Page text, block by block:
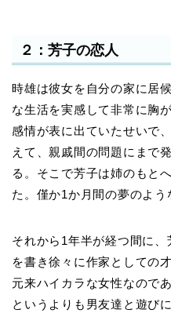
２：芳子の恋人
時雄は彼女を自分の家に居
な生活を実感して非常に胸
感情が表に出ていたせいで
えて、親戚間の問題にまで
る。そこで芳子は姉のもと
た。僅か1か月間の夢のよう
それから1年半が経つ間に
を書き徐々に作家としての
元来ハイカラな女性なので
というよりも男友達と遊び